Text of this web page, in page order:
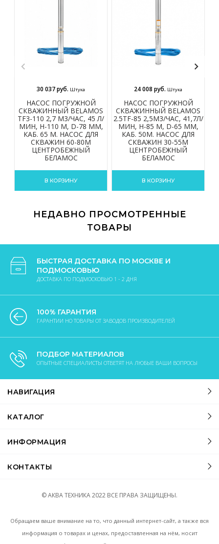
НАСОС ПОГРУЖНОЙ
СКВАЖИННЫЙ BELAMOS
TF3-110 2,7 М3/ЧАС, 45 Л/
МИН, Н-110 М, D-78 ММ,
КАБ. 65 М. НАСОС ДЛЯ
СКВАЖИН 60-80М
ЦЕНТРОБЕЖНЫЙ
БЕЛАМОС
30 037 руб. Штука
В КОРЗИНУ
НАСОС ПОГРУЖНОЙ
СКВАЖИННЫЙ BELAMOS
2.5TF-85 2,5М3/ЧАС, 41,7Л/
МИН, Н-85 М, D-65 ММ,
КАБ. 50М. НАСОС ДЛЯ
СКВАЖИН 30-55М
ЦЕНТРОБЕЖНЫЙ
БЕЛАМОС
24 008 руб. Штука
В КОРЗИНУ
НЕДАВНО ПРОСМОТРЕННЫЕ
ТОВАРЫ
БЫСТРАЯ ДОСТАВКА ПО МОСКВЕ И
ПОДМОСКОВЬЮ
ДОСТАВКА ПО ПОДМОСКОВЬЮ 1 - 2 ДНЯ
100% ГАРАНТИЯ
ГАРАНТИИ НО ТОВАРЫ ОТ ЗАВОДОВ ПРОИЗВОДИТЕЛЕЙ
ПОДБОР МАТЕРИАЛОВ
ОПЫТНЫЕ СПЕЦИАЛИСТЫ ОТВЕТЯТ НА ЛЮБЫЕ ВАШИ ВОПРОСЫ
НАВИГАЦИЯ
КАТАЛОГ
ИНФОРМАЦИЯ
КОНТАКТЫ
© АКВА ТЕХНИКА2022 ВСЕ ПРАВА ЗАЩИЩЕНЫ.
Обращаем ваше внимание на то, что данный интернет-сайт, а также вся
информация о товарах и ценах, предоставленная на нём, носит